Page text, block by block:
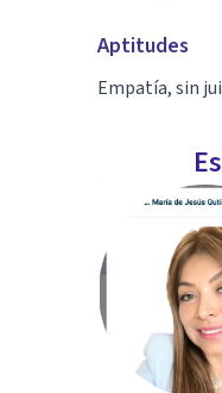
Aptitudes
Empatía, sin